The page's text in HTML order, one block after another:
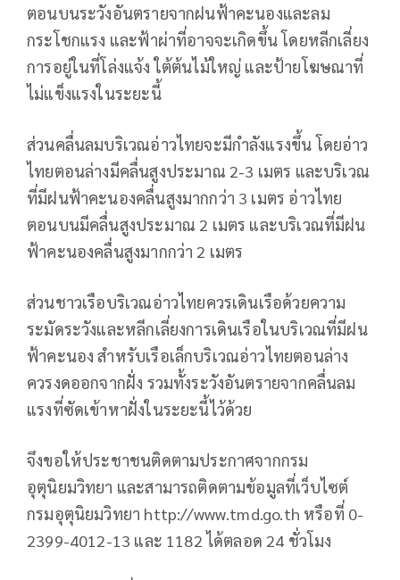
ตอนบนระวังอันตรายจากฝนฟ้าคะนองและลม
กระโชกแรง และฟ้าผ่าที่อาจจะเกิดขึ้น โดยหลีกเลี่ยง
การอยู่ในที่โล่งแจ้ง ใต้ต้นไม้ใหญ่ และป้ายโฆษณาที่
ไม่แข็งแรงในระยะนี้
ส่วนคลื่นลมบริเวณอ่าวไทยจะมีกำลังแรงขึ้น โดยอ่าว
ไทยตอนล่างมีคลื่นสูงประมาณ 2-3 เมตร และบริเวณ
ที่มีฝนฟ้าคะนองคลื่นสูงมากกว่า 3 เมตร อ่าวไทย
ตอนบนมีคลื่นสูงประมาณ 2 เมตร และบริเวณที่มีฝน
ฟ้าคะนองคลื่นสูงมากกว่า 2 เมตร
ส่วนชาวเรือบริเวณอ่าวไทยควรเดินเรือด้วยความ
ระมัดระวังและหลีกเลี่ยงการเดินเรือในบริเวณที่มีฝน
ฟ้าคะนอง สำหรับเรือเล็กบริเวณอ่าวไทยตอนล่าง
ควรงดออกจากฝั่ง รวมทั้งระวังอันตรายจากคลื่นลม
แรงที่ซัดเข้าหาฝั่งในระยะนี้ไว้ด้วย
จึงขอให้ประชาชนติดตามประกาศจากกรม
อุตุนิยมวิทยา และสามารถติดตามข้อมูลที่เว็บไซต์
กรมอุตุนิยมวิทยา http://www.tmd.go.th หรือที่ 0-
2399-4012-13 และ 1182 ได้ตลอด 24 ชั่วโมง